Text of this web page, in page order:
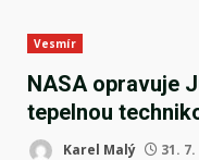
Vesmír
NASA opravuje
tepelnou
Karel Malý 31.